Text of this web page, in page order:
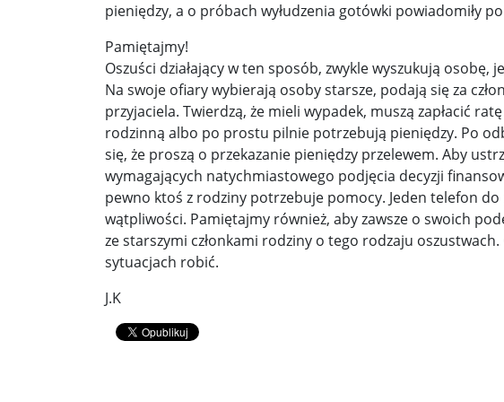
Nowe wytyczne dla pacjentów onkologicznych. Ważny ...
Donald Trump starł się w internecie z byłym prezyd ...
Elektrownia Powiśle: energia dla walczącej Warszaw ... Jak
Kapelusz w błocie ... Korea Południowa zainwestuje 350 mld
Brazylia udziela Stanom Zjednoczonym lekcji demokr ... Kim
Donieck bez wody i z fekaliami za oknem. Ale z ros ...
Sondaż: Stary czy nowy premier? Jeden polityk z wy ...
Sondaż: Andrzej Duda – prezydent wszystkich Polakó ...
Kolejne zapowiedzi uznania państwa palestyńskiego. ...
pieniędzy, a o próbach wyłudzenia gotówki powiadomiły
Pamiętajmy!
Oszuści działający w ten sposób, zwykle wyszukują
Na swoje ofiary wybierają osoby starsze, podają się za
przyjaciela. Twierdzą, że mieli wypadek, muszą zapłacić
rodzinną albo po prostu pilnie potrzebują pieniędzy. Po
się, że proszą o przekazanie pieniędzy przelewem. Aby
wymagających natychmiastowego podjęcia decyzji
pewno ktoś z rodziny potrzebuje pomocy. Jeden telefon
wątpliwości. Pamiętajmy również, aby zawsze o swoich
ze starszymi członkami rodziny o tego rodzaju
sytuacjach robić.
J.K